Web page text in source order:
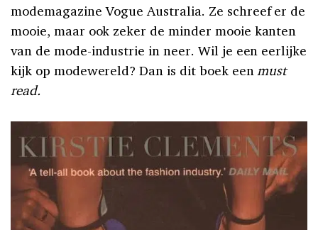
modemagazine Vogue Australia. Ze schreef er de
mooie, maar ook zeker de minder mooie kanten
van de mode-industrie in neer. Wil je een eerlijke
kijk op modewereld? Dan is dit boek eenmust
read.